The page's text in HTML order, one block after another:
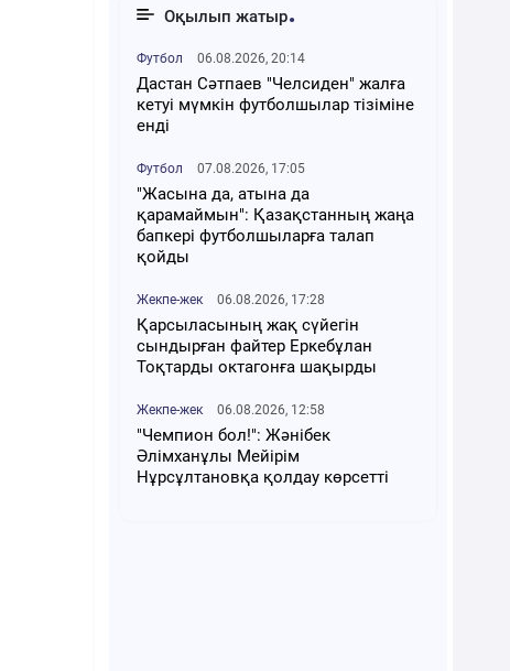
Оқылып жатыр
Футбол 06.08.2026, 20:14
Дастан Сәтпаев "Челсиден" жалға
кетуі мүмкін футболшылар тізіміне
енді
Футбол 07.08.2026, 17:05
"Жасына да, атына да
қарамаймын": Қазақстанның жаңа
бапкері футболшыларға талап
қойды
Жекпе-жек 06.08.2026, 17:28
Қарсыласының жақ сүйегін
сындырған файтер Еркебұлан
Тоқтарды октагонға шақырды
Жекпе-жек 06.08.2026, 12:58
"Чемпион бол!": Жәнібек
Әлімханұлы Мейірім
Нұрсұлтановқа қолдау көрсетті